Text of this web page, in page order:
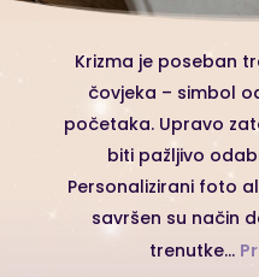
Krizma je poseban
čovjeka – simbol
početaka. Upravo
biti pažljivo
Personalizirani foto
savršen su način
trenutke...